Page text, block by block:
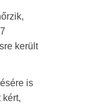
került
is
kért,